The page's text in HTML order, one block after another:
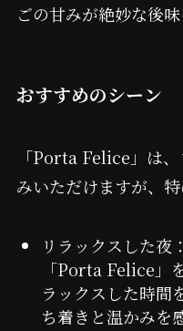
ごの甘みが絶妙な後味
おすすめのシーン
「Porta Felice」は
みいただけますが、特
リラックスした夜
「Porta Felice」
ラックスした時間
ち着きと温かみを